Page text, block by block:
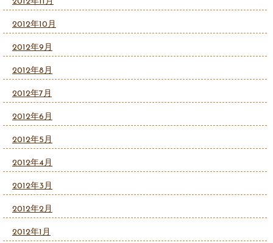
2012年10月
2012年9月
2012年8月
2012年7月
2012年6月
2012年5月
2012年4月
2012年3月
2012年2月
2012年1月